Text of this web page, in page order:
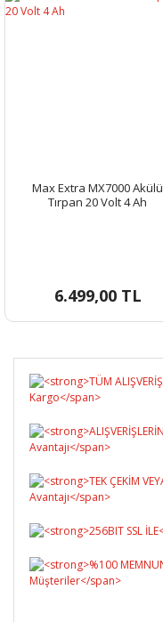
Max Extra MX7000 Akülü
Tırpan 20 Volt 4 Ah
6.499,00 TL